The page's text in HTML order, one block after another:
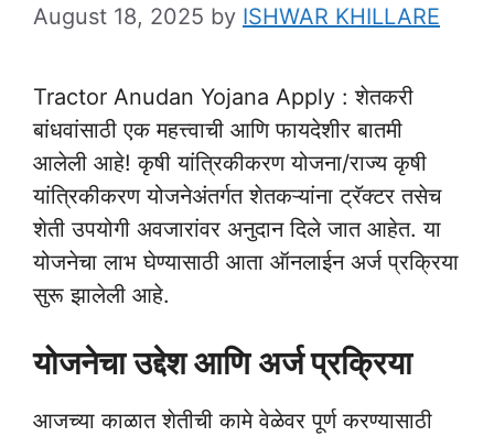
August 18, 2025 by ISHWAR KHILLARE
Tractor Anudan Yojana Apply : शेतकरी
बांधवांसाठी एक महत्त्वाची आणि फायदेशीर बातमी
आलेली आहे! कृषी यांत्रिकीकरण योजना/राज्य कृषी
यांत्रिकीकरण योजनेअंतर्गत शेतकऱ्यांना ट्रॅक्टर तसेच
शेती उपयोगी अवजारांवर अनुदान दिले जात आहेत. या
योजनेचा लाभ घेण्यासाठी आता ऑनलाईन अर्ज प्रक्रिया
सुरू झालेली आहे.
योजनेचा उद्देश आणि अर्ज प्रक्रिया
आजच्या काळात शेतीची कामे वेळेवर पूर्ण करण्यासाठी